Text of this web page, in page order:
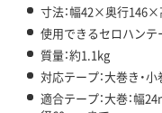
寸法：幅42×奥行146×
使用できるセロハンテ
質量：約1.1kg
対応テープ：大巻き・
適合テープ：大巻：幅